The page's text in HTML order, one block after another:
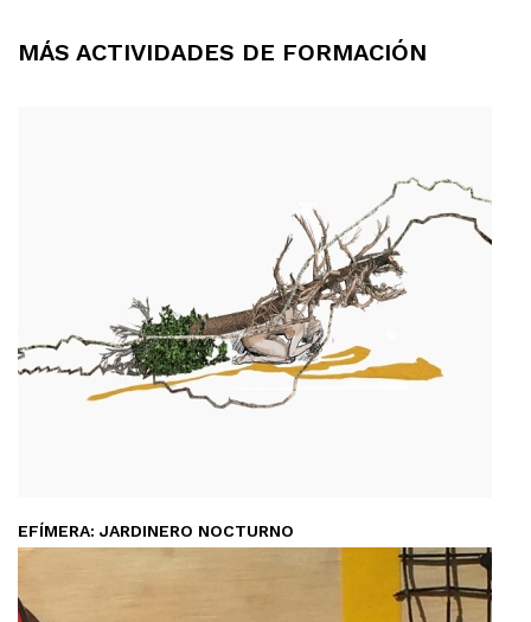
MÁS ACTIVIDADES DE FORMACIÓN
EFÍMERA: JARDINERO NOCTURNO